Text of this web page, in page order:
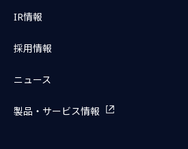
IR情報
採用情報
ニュース
製品・サービス情報